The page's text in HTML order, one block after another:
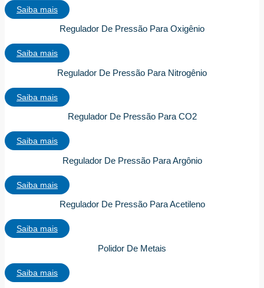
Saiba mais
Regulador De Pressão Para Oxigênio
Saiba mais
Regulador De Pressão Para Nitrogênio
Saiba mais
Regulador De Pressão Para CO2
Saiba mais
Regulador De Pressão Para Argônio
Saiba mais
Regulador De Pressão Para Acetileno
Saiba mais
Polidor De Metais
Saiba mais